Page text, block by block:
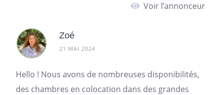
Voir l’annonceur
Zoé
21 MAI 2024
Hello ! Nous avons de nombreuses disponibilités,
des chambres en colocation dans des grandes